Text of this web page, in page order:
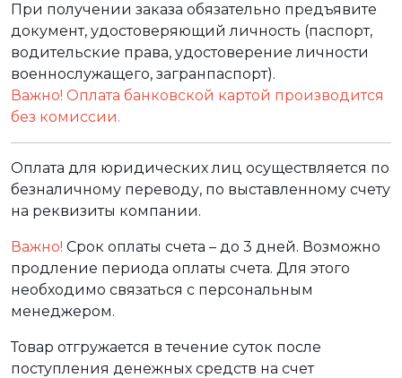
При получении заказа обязательно предъявите
документ, удостоверяющий личность (паспорт,
водительские права, удостоверение личности
военнослужащего, загранпаспорт).
Важно! Оплата банковской картой производится
без комиссии.
Оплата для юридических лиц осуществляется по
безналичному переводу, по выставленному счету
на реквизиты компании.
Важно! Срок оплаты счета – до 3 дней. Возможно
продление периода оплаты счета. Для этого
необходимо связаться с персональным
менеджером.
Товар отгружается в течение суток после
поступления денежных средств на счет